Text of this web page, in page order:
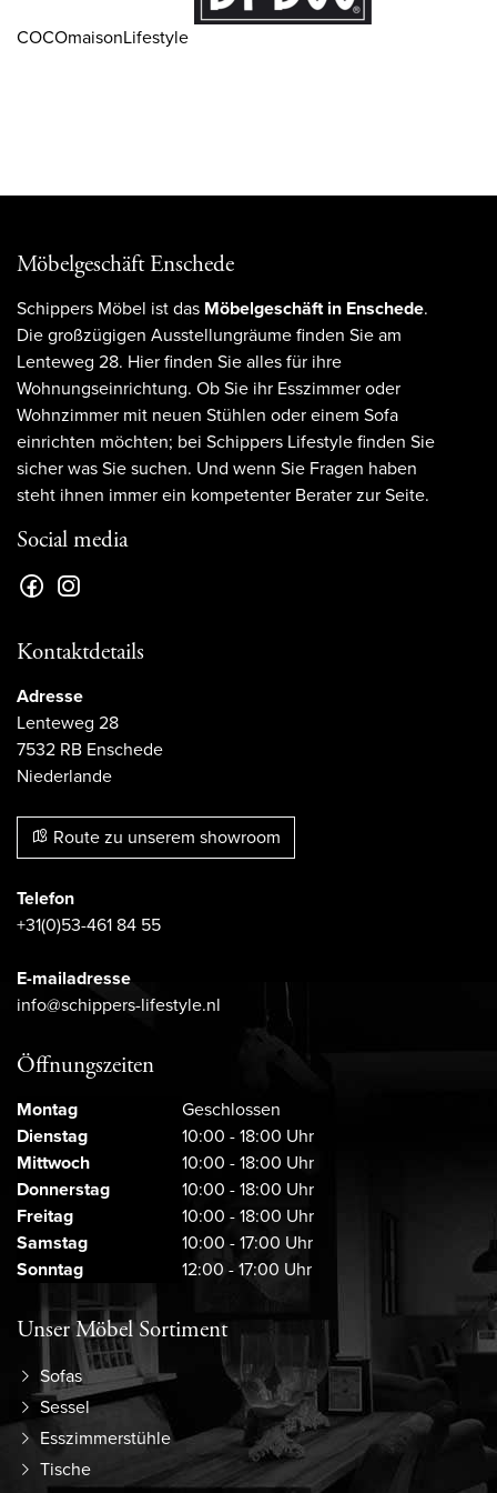
COCOmaisonLifestyle
Möbelgeschäft Enschede
Schippers Möbel ist das Möbelgeschäft in Enschede.
Die großzügigen Ausstellungräume finden Sie am
Lenteweg 28. Hier finden Sie alles für ihre
Wohnungseinrichtung. Ob Sie ihr Esszimmer oder
Wohnzimmer mit neuen Stühlen oder einem Sofa
einrichten möchten; bei Schippers Lifestyle finden Sie
sicher was Sie suchen. Und wenn Sie Fragen haben
steht ihnen immer ein kompetenter Berater zur Seite.
Social media
Kontaktdetails
Adresse
Lenteweg 28
7532 RB Enschede
Niederlande
Route zu unserem showroom
Telefon
+31(0)53-461 84 55
E-mailadresse
info@schippers-lifestyle.nl
Öffnungszeiten
Montag
Geschlossen
Dienstag
10:00 - 18:00 Uhr
Mittwoch
10:00 - 18:00 Uhr
Donnerstag
10:00 - 18:00 Uhr
Freitag
10:00 - 18:00 Uhr
Samstag
10:00 - 17:00 Uhr
Sonntag
12:00 - 17:00 Uhr
Unser Möbel Sortiment
Sofas
Sessel
Esszimmerstühle
Tische